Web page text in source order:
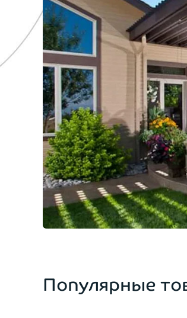
Популярные